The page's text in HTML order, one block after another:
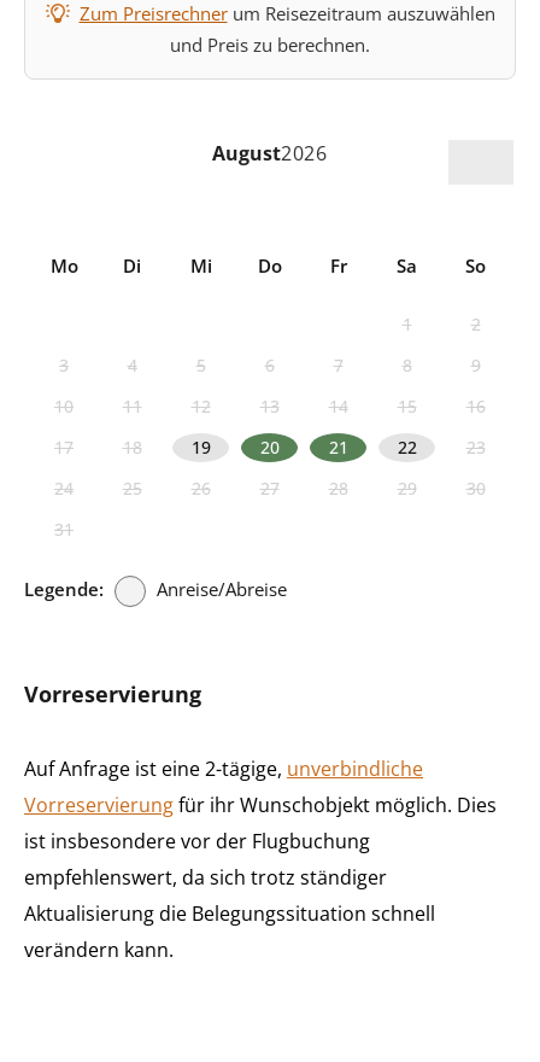
Zum Preisrechnerum Reisezeitraum auszuwählen
und Preis zu berechnen.
August2026
Mo Di Mi Do Fr Sa So
1
2
3
4 5 6 7 8
9
10
11 12 13 14 15
16
17
18 19 20 21 22
23
24
25 26 27 28 29
30
31
Legende: Anreise/Abreise
Vorreservierung
Auf Anfrage ist eine 2-tägige, unverbindliche
Vorreservierungfür ihr Wunschobjekt möglich. Dies
ist insbesondere vor der Flugbuchung
empfehlenswert, da sich trotz ständiger
Aktualisierung die Belegungssituation schnell
verändern kann.